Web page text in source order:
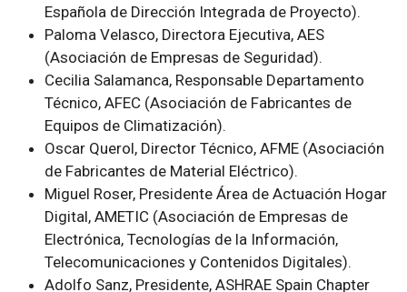
Española de Dirección Integrada de Proyecto).
Paloma Velasco, Directora Ejecutiva, AES
(Asociación de Empresas de Seguridad).
Cecilia Salamanca, Responsable Departamento
Técnico, AFEC (Asociación de Fabricantes de
Equipos de Climatización).
Oscar Querol, Director Técnico, AFME (Asociación
de Fabricantes de Material Eléctrico).
Miguel Roser, Presidente Área de Actuación Hogar
Digital, AMETIC (Asociación de Empresas de
Electrónica, Tecnologías de la Información,
Telecomunicaciones y Contenidos Digitales).
Adolfo Sanz, Presidente, ASHRAE Spain Chapter